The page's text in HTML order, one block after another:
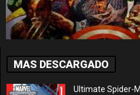
MAS DESCARGADO
Ultimate Spider-